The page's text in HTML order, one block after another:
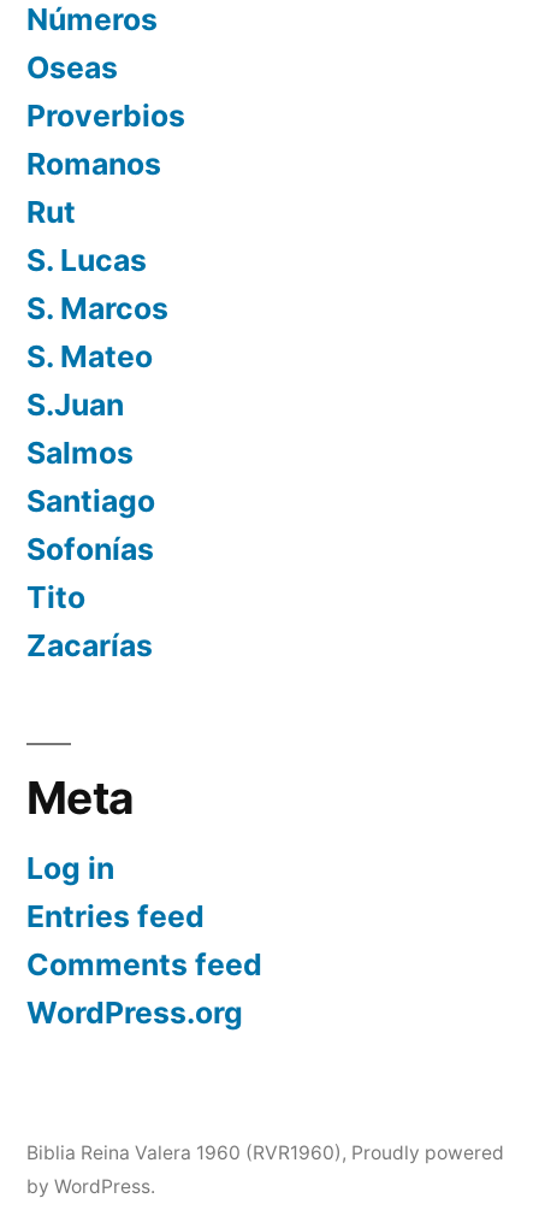
Números
Oseas
Proverbios
Romanos
Rut
S. Lucas
S. Marcos
S. Mateo
S.Juan
Salmos
Santiago
Sofonías
Tito
Zacarías
Meta
Log in
Entries feed
Comments feed
WordPress.org
Biblia Reina Valera 1960 (RVR1960), Proudly powered
by WordPress.